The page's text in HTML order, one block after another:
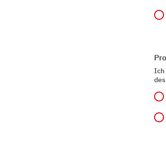
Ich